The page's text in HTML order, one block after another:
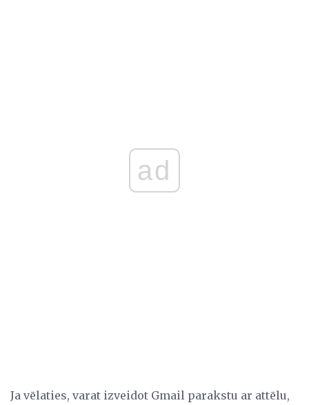
ad
Ja vēlaties, varat izveidot Gmail parakstu ar attēlu,